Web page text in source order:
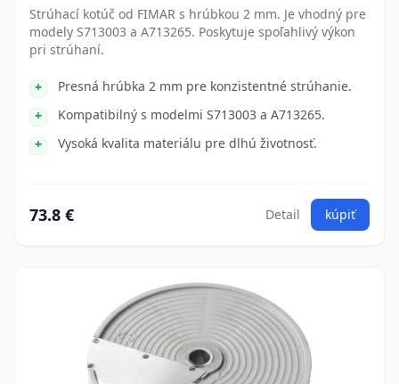
Strúhací kotúč od FIMAR s hrúbkou 2 mm. Je vhodný pre
modely S713003 a A713265. Poskytuje spoľahlivý výkon
pri strúhaní.
Presná hrúbka 2 mm pre konzistentné strúhanie.
Kompatibilný s modelmi S713003 a A713265.
Vysoká kvalita materiálu pre dlhú životnosť.
73.8 € Detail kúpiť